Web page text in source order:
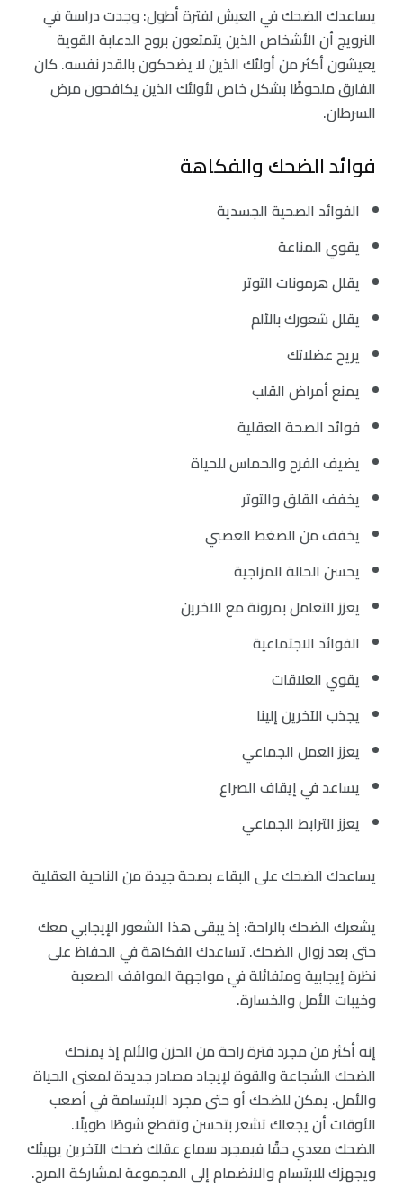
يساعدك الضحك في العيش لفترة أطول: وجدت دراسة في
النرويج أن الأشخاص الذين يتمتعون بروح الدعابة القوية
يعيشون أكثر من أولئك الذين لا يضحكون بالقدر نفسه. كان
الفارق ملحوظًا بشكل خاص لأولئك الذين يكافحون مرض
السرطان.
فوائد الضحك والفكاهة
الفوائد الصحية الجسدية
يقوي المناعة
يقلل هرمونات التوتر
يقلل شعورك بالألم
يريح عضلاتك
يمنع أمراض القلب
فوائد الصحة العقلية
يضيف الفرح والحماس للحياة
يخفف القلق والتوتر
يخفف من الضغط العصبي
يحسن الحالة المزاجية
يعزز التعامل بمرونة مع الآخرين
الفوائد الاجتماعية
يقوي العلاقات
يجذب الآخرين إلينا
يعزز العمل الجماعي
يساعد في إيقاف الصراع
يعزز الترابط الجماعي
يساعدك الضحك على البقاء بصحة جيدة من الناحية العقلية
يشعرك الضحك بالراحة: إذ يبقى هذا الشعور الإيجابي معك
حتى بعد زوال الضحك. تساعدك الفكاهة في الحفاظ على
نظرة إيجابية ومتفائلة في مواجهة المواقف الصعبة
وخيبات الأمل والخسارة.
إنه أكثر من مجرد فترة راحة من الحزن والألم إذ يمنحك
الضحك الشجاعة والقوة لإيجاد مصادر جديدة لمعنى الحياة
والأمل. يمكن للضحك أو حتى مجرد الابتسامة في أصعب
الأوقات أن يجعلك تشعر بتحسن وتقطع شوطًا طويلًا.
الضحك معدي حقًا فبمجرد سماع عقلك ضحك الآخرين يهيئك
ويجهزك للابتسام والانضمام إلى المجموعة لمشاركة المرح.